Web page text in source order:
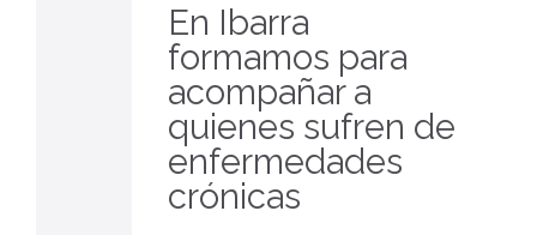
En Ibarra
formamos para
acompañar a
quienes sufren de
enfermedades
crónicas